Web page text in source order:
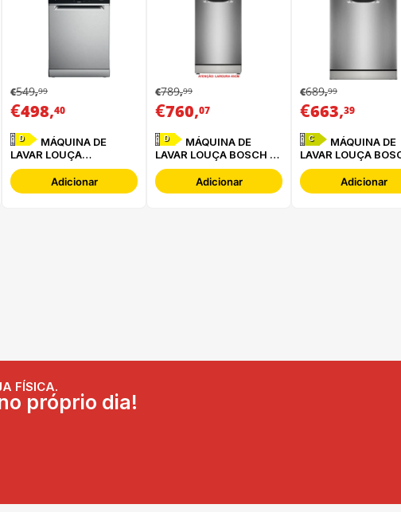
€549,99
€498,40
D
LAVAR LOUÇA
WHIRLPOOL - WFC
3C34 P XAdicionar
€789,99
€760,07
D
LAVAR LOUÇA BOSCH -
SPS4EMI61E
Adicionar
€689,99
€663,39
C
LAVAR LOUÇA
SMS2HTI06E
Adicionar
FÍSICA.
próprio dia!